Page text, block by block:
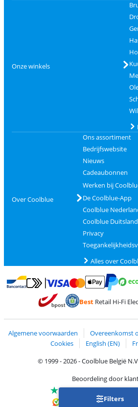
Filters
Onze winkels
Over Coolblue
Ons assortiment
Bedrijfswebsite
Nieuws
Cadeaubonnen
Werken bij
De Coolblue-App
Coolblue
Coolblue Duitsland
Privacy
Alles over
Betalen met Bancontact
Betalen met MasterCard en Visa via
Betalen
BestRetail Hi-Fi
Algemene voorwaarden Overeenkomst
Cookies
English (EN)
© 1999 - 2026 - Coolblue België
Beoordeling door
Trustpilot 4/5-75.155
Kiyoh 9.1/10-68.721